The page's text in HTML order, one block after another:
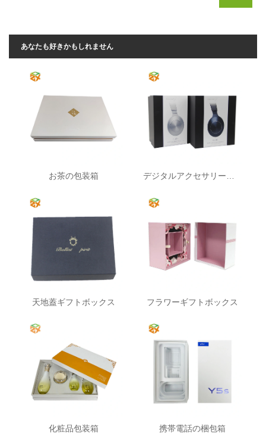
あなたも好きかもしれません
お茶の包装箱
天地蓋ギフトボックス フラワーギフトボックス
化粧品包装箱 携帯電話の梱包箱